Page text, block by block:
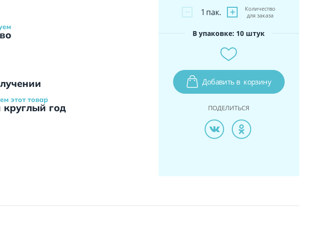
этот товар
круглый год
− +
1 пак.
Количество
для заказа
В упаковке: 10 штук
Добавить в корзину
ПОДЕЛИТЬСЯ